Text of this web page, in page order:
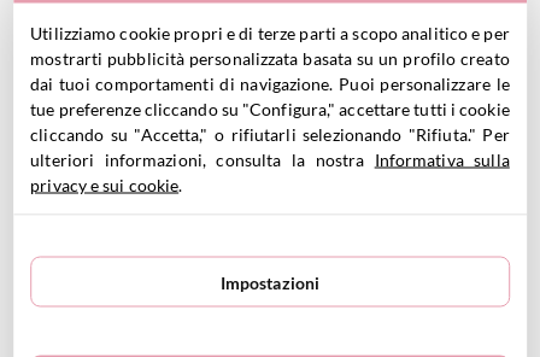
VEDI PRODOTTO VEDI PRODOTTO
Biberon Anticolica Herobility
6.99€
Biberon Anticolica Herobility
240ml Verde Scuro
Utilizziamo cookie propri e di terze parti a scopo analitico e per
mostrarti pubblicità personalizzata basata su un profilo creato
dai tuoi comportamenti di navigazione. Puoi personalizzare le
tue preferenze cliccando su "Configura," accettare tutti i cookie
cliccando su "Accetta," o rifiutarli selezionando "Rifiuta." Per
ulteriori informazioni, consulta la nostra Informativa sulla
privacy e sui cookie.
Impostazioni